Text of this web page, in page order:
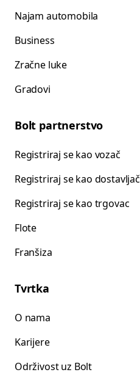
Najam automobila
Business
Zračne luke
Gradovi
Bolt partnerstvo
Registriraj se kao vozač
Registriraj se kao dostavljač
Registriraj se kao trgovac
Flote
Franšiza
Tvrtka
O nama
Karijere
Održivost uz Bolt